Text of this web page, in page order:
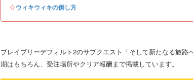
☆ウィキウィキの倒し方
ブレイブリーデフォルト2のサブクエスト「そして新たなる旅
期はもちろん、受注場所やクリア報酬まで掲載しています。